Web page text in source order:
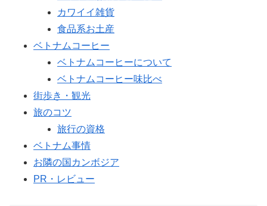
カワイイ雑貨
食品系お土産
ベトナムコーヒー
ベトナムコーヒーについて
ベトナムコーヒー味比べ
街歩き・観光
旅のコツ
旅行の資格
ベトナム事情
お隣の国カンボジア
PR・レビュー